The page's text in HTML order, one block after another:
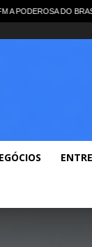
Esportes Lazer